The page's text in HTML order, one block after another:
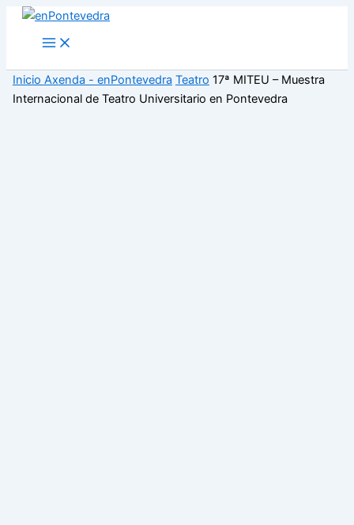
Main
Menu
Inicio Axenda - enPontevedra Teatro 17ª MITEU – Muestra
Internacional de Teatro Universitario en Pontevedra